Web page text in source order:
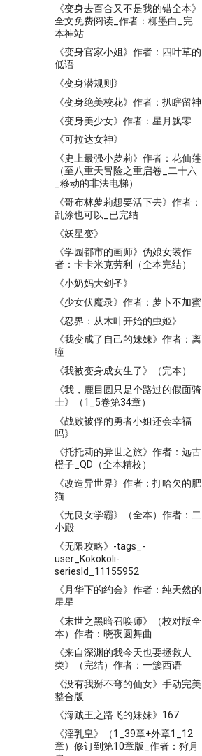
《变身去百合又不是我的错全本》
全文免费阅读_作者：柳墨白_完
本神站
《变身官家小姐》作者：四叶草的
低语
《变身潜规则》
《变身绝美校花》作者：扒瞎留神
《变身美少女》作者：星月飘零
《可拉达女神》
《史上最强小萝莉》作者：花仙莲
（至八重天冒险之重启卷_二十六
_移动的非法电梯）
《哥布林萝莉想要活下去》作者：
乱涂也可以_已完结
《妖星变》
《学园都市的画师》伪娘女装作
者：卡卡米克劳利（全本完结）
《小奶妈大剑圣》
《少女伏魔录》作者：萝卜不加蜜
《忍界：从木叶开始的虫姬》
《我变成了自己的妹妹》作者：离
瞳
《我被变身成女生了》（完本）
《我，鹿目圆只是个路过的假面骑
士》（1_5卷第34章）
《战败被俘的勇者小姐还会幸福
吗》
《托托莉的异世之旅》作者：远古
橙子_QD（全本精校）
《改造异世界》作者：打哈欠的肥
猫
《无良女学霸》（全本）作者：二
小殿
《无限攻略》-tags_-
user_Kokokoli-
seriesId_11155952
《月华下的约会》作者：纯天然的
星星
《末世之黑暗召唤师》（校对版全
本）作者：晓夜圆舞曲
《来自深渊的我今天也要拯救人
类》（完结）作者：一簇西语
《没有我掰不弯的仙女》手动完美
整合版
《海贼王之路飞的妹妹》167
《淫乳皇》（1_39章+外章1_12
章）修订到第10章版_作者：狩月